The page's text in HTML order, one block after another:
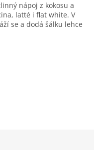
nápoj z kokosu a
latté i flat white. V
se a dodá šálku lehce